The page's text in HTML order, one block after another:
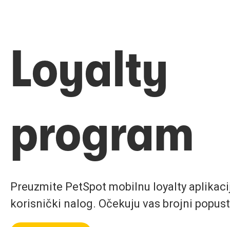
Loyalty
program
Preuzmite PetSpot mobilnu loyalty
korisnički nalog. Očekuju vas brojni